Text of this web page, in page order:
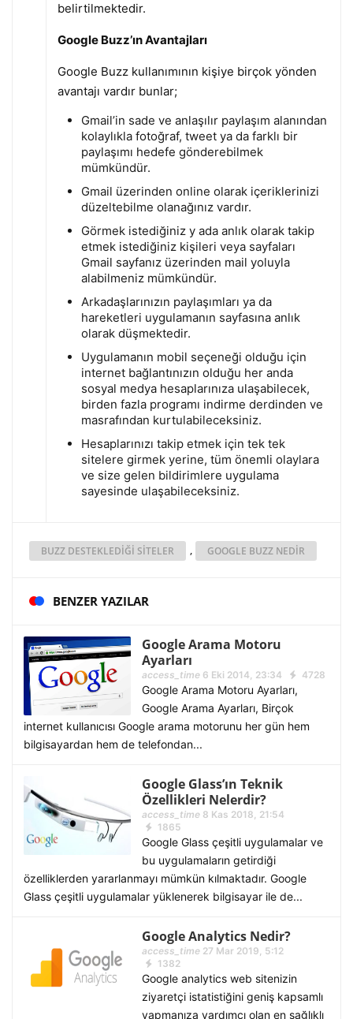
belirtilmektedir.
Google Buzz’ın Avantajları
Google Buzz kullanımının kişiye birçok yönden
avantajı vardır bunlar;
Gmail’in sade ve anlaşılır paylaşım alanından
kolaylıkla fotoğraf, tweet ya da farklı bir
paylaşımı hedefe gönderebilmek
mümkündür.
Gmail üzerinden online olarak içeriklerinizi
düzeltebilme olanağınız vardır.
Görmek istediğiniz y ada anlık olarak takip
etmek istediğiniz kişileri veya sayfaları
Gmail sayfanız üzerinden mail yoluyla
alabilmeniz mümkündür.
Arkadaşlarınızın paylaşımları ya da
hareketleri uygulamanın sayfasına anlık
olarak düşmektedir.
Uygulamanın mobil seçeneği olduğu için
internet bağlantınızın olduğu her anda
sosyal medya hesaplarınıza ulaşabilecek,
birden fazla programı indirme derdinden ve
masrafından kurtulabileceksiniz.
Hesaplarınızı takip etmek için tek tek
sitelere girmek yerine, tüm önemli olaylara
ve size gelen bildirimlere uygulama
sayesinde ulaşabileceksiniz.
BUZZ DESTEKLEDIĞI SITELER , GOOGLE BUZZ NEDIR
BENZER YAZILAR
Google Arama Motoru
Ayarları
access_time6 Eki 2014, 23:34 4728
Google Arama Motoru Ayarları,
Google Arama Ayarları, Birçok
internet kullanıcısı Google arama motorunu her gün hem
bilgisayardan hem de telefondan...
Google Glass’ın Teknik
Özellikleri Nelerdir?
access_time8 Kas 2018, 21:54
1865
Google Glass çeşitli uygulamalar ve
bu uygulamaların getirdiği
özelliklerden yararlanmayı mümkün kılmaktadır. Google
Glass çeşitli uygulamalar yüklenerek bilgisayar ile de...
Google Analytics Nedir?
access_time27 Mar 2019, 5:12
1382
Google analytics web sitenizin
ziyaretçi istatistiğini geniş kapsamlı
yapmanıza yardımcı olan en sağlıklı